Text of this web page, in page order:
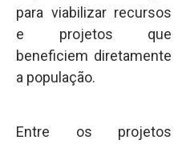
para viabilizar recursos
e projetos que
beneficiem diretamente
a população.
Entre os projetos